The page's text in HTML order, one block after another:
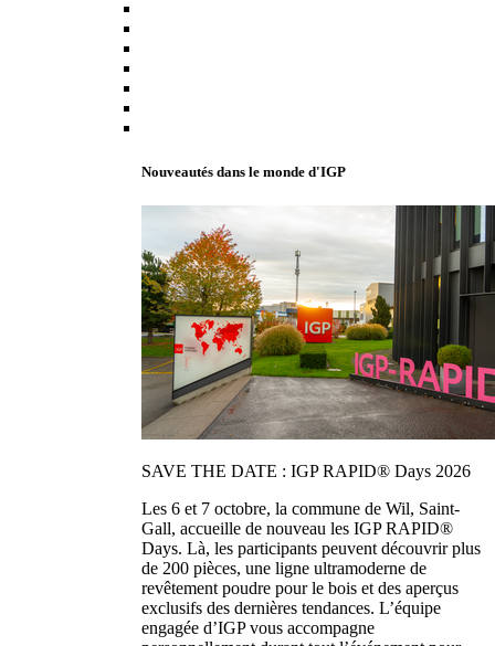
Nouveautés dans le monde d'IGP
SAVE THE DATE : IGP RAPID® Days 2026
Les 6 et 7 octobre, la commune de Wil, Saint-
Gall, accueille de nouveau les IGP RAPID®
Days. Là, les participants peuvent découvrir plus
de 200 pièces, une ligne ultramoderne de
revêtement poudre pour le bois et des aperçus
exclusifs des dernières tendances. L’équipe
engagée d’IGP vous accompagne